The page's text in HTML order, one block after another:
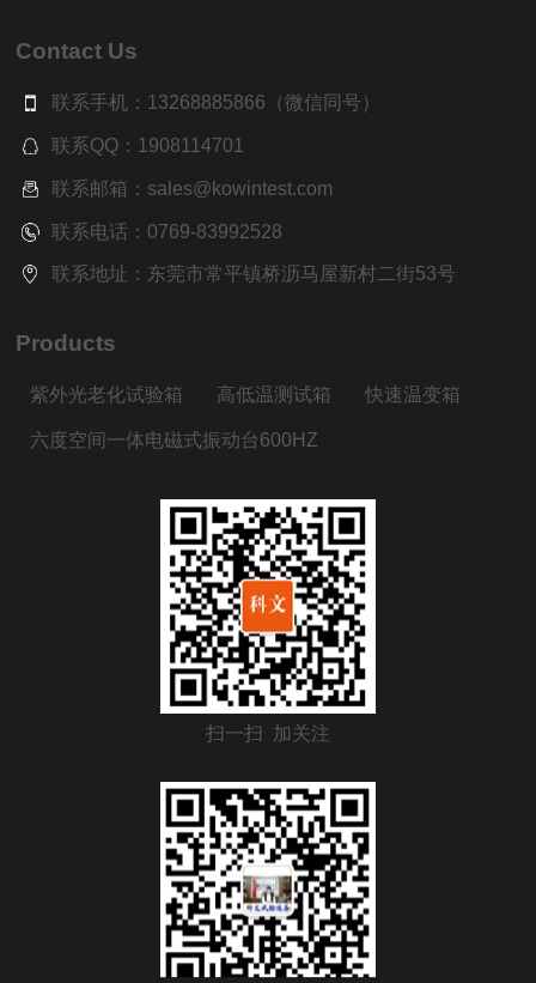
Contact Us
联系手机：13268885866（微信同号）
联系QQ：1908114701
联系邮箱：sales@kowintest.com
联系电话：0769-83992528
联系地址：东莞市常平镇桥沥马屋新村二街53号
Products
紫外光老化试验箱 高低温测试箱 快速温变箱
六度空间一体电磁式振动台600HZ
扫一扫 加关注